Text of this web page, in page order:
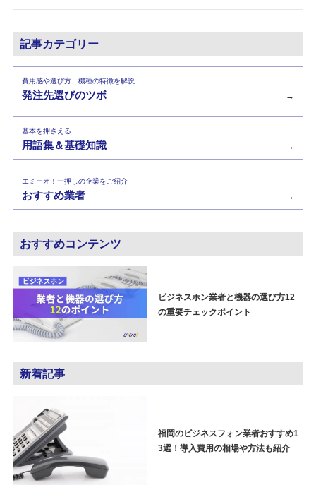
記事カテゴリー
費用感や選び方、機種の特徴を解説
発注先選びのツボ →
基本を押さえる
用語集＆基礎知識 →
エミーオ！一押しの企業をご紹介
おすすめ業者 →
おすすめコンテンツ
ビジネスホン業者と機器の選び方12
の重要チェックポイント
新着記事
福岡のビジネスフォン業者おすすめ1
3選！導入費用の相場や方法も紹介